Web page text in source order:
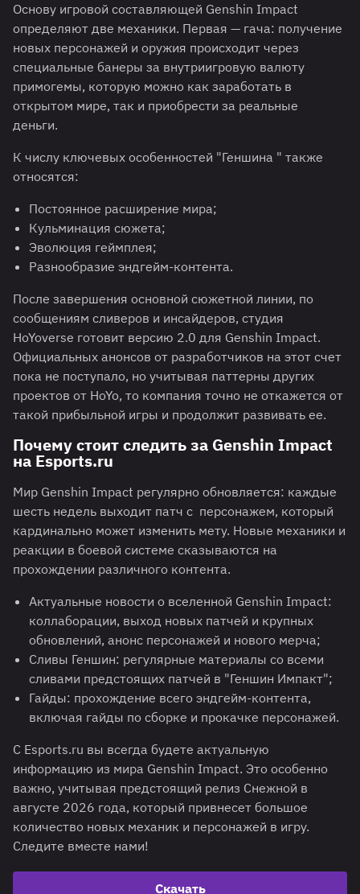
Основу игровой составляющей Genshin Impact
определяют две механики. Первая — гача: получение
новых персонажей и оружия происходит через
специальные банеры за внутриигровую валюту
примогемы, которую можно как заработать в
открытом мире, так и приобрести за реальные
деньги.
К числу ключевых особенностей "Геншина " также
относятся:
Постоянное расширение мира;
Кульминация сюжета;
Эволюция геймплея;
Разнообразие эндгейм-контента.
После завершения основной сюжетной линии, по
сообщениям сливеров и инсайдеров, студия
HoYoverse готовит версию 2.0 для Genshin Impact.
Официальных анонсов от разработчиков на этот счет
пока не поступало, но учитывая паттерны других
проектов от HoYo, то компания точно не откажется от
такой прибыльной игры и продолжит развивать ее.
Почему стоит следить за Genshin Impact
на Esports.ru
Мир Genshin Impact регулярно обновляется: каждые
шесть недель выходит патч с персонажем, который
кардинально может изменить мету. Новые механики и
реакции в боевой системе сказываются на
прохождении различного контента.
Актуальные новости о вселенной Genshin Impact:
коллаборации, выход новых патчей и крупных
обновлений, анонс персонажей и нового мерча;
Сливы Геншин: регулярные материалы со всеми
сливами предстоящих патчей в "Геншин Импакт";
Гайды: прохождение всего эндгейм-контента,
включая гайды по сборке и прокачке персонажей.
С Esports.ru вы всегда будете актуальную
информацию из мира Genshin Impact. Это особенно
важно, учитывая предстоящий релиз Снежной в
августе 2026 года, который привнесет большое
количество новых механик и персонажей в игру.
Следите вместе нами!
Скачать